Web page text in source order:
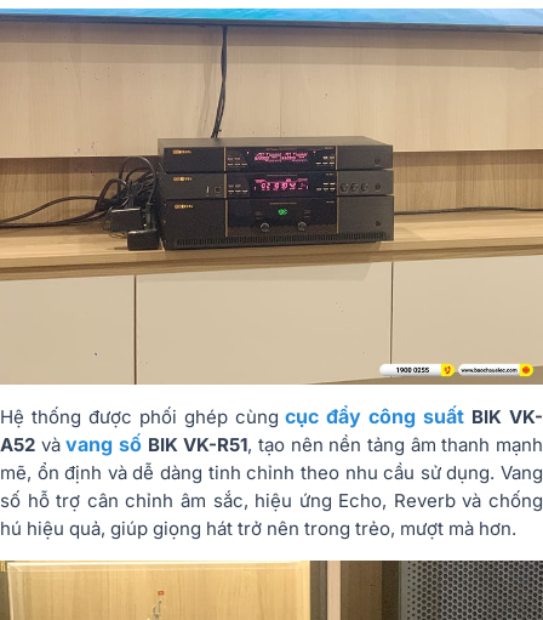
Hệ thống được phối ghép cùngcục đẩy công suất BIK VK-
A52 vàvang số BIK VK-R51, tạo nên nền tảng âm thanh mạnh
mẽ, ổn định và dễ dàng tinh chỉnh theo nhu cầu sử dụng. Vang
số hỗ trợ cân chỉnh âm sắc, hiệu ứng Echo, Reverb và chống
hú hiệu quả, giúp giọng hát trở nên trong trẻo, mượt mà hơn.